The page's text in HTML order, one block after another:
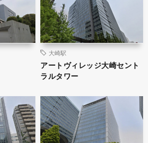
大崎駅
アートヴィレッジ大崎セント
ラルタワー